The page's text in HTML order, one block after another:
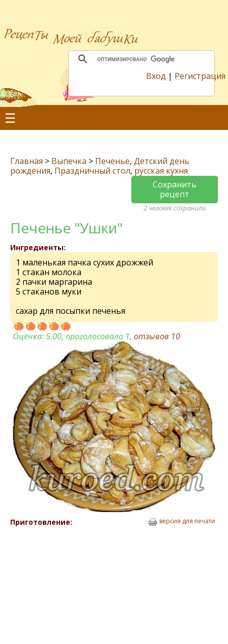
Вход | Регистрация
☰
Главная > Выпечка > Печенье, Детский день
рождения, Праздничный стол, русская кухня
Сохранить
рецепт
2 человек сохранили
Печенье "Ушки"
Ингредиенты:
1 маленькая пачка сухих дрожжей
1 стакан молока
2 пачки маргарина
5 стаканов муки
сахар для посыпки печенья
Оценка:5.00, проголосовало 1, отзывов 10
Приготовление: версия для печати